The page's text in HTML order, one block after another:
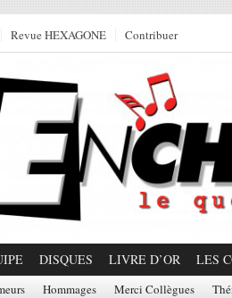
Revue HEXAGONE Contribuer
DISQUES LIVRE D’OR LES
Hommages Merci Collègues